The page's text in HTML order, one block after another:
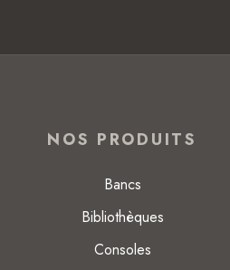
NOS PRODUITS
Bancs
Bibliothèques
Consoles